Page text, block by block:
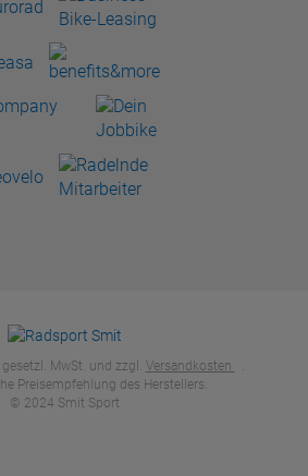
MwSt. und zzgl. Versandkosten .
Preisempfehlung des Herstellers.
© 2024 Smit Sport